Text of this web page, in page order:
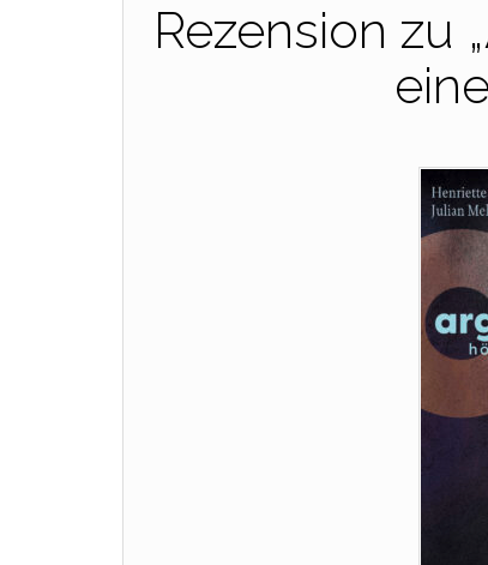
Rezension zu